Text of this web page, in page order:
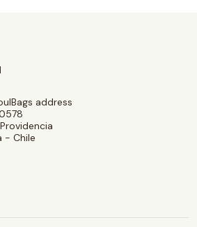
address
- Chile